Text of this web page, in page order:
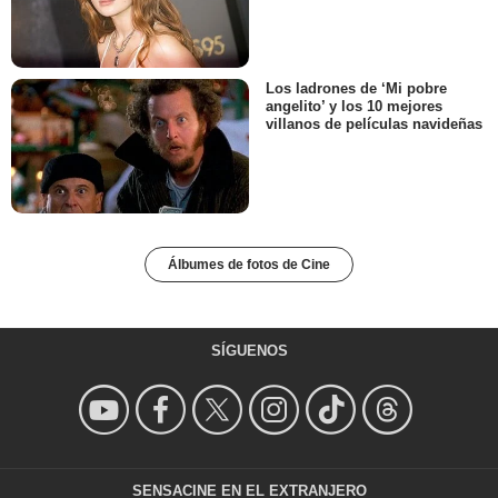
Los ladrones de ‘Mi pobre
angelito’ y los 10 mejores
villanos de películas navideñas
Álbumes de fotos de Cine
SÍGUENOS
SENSACINE EN EL EXTRANJERO